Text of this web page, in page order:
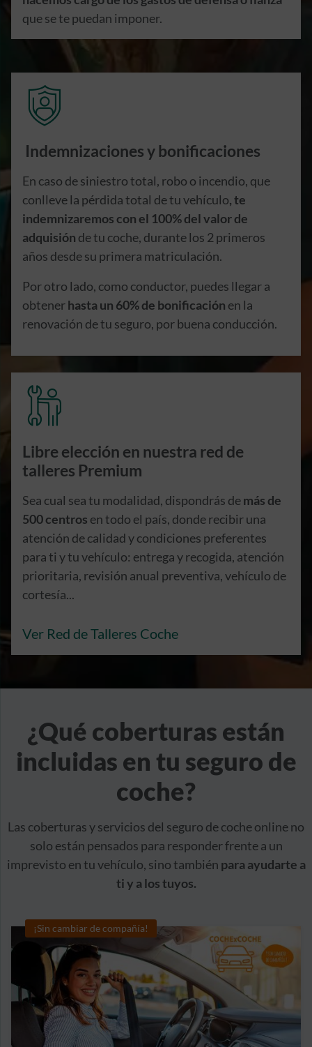
que se te puedan imponer.
Indemnizaciones y bonificaciones
En caso de siniestro total, robo o incendio, que
conlleve la pérdida total de tu vehículo, te
indemnizaremos con el 100% del valor de
adquisión de tu coche, durante los 2 primeros
años desde su primera matriculación.
Por otro lado, como conductor, puedes llegar a
obtenerhasta un 60% de bonificación en la
renovación de tu seguro, por buena conducción.
Libre elección en nuestra red de
talleres Premium
Sea cual sea tu modalidad, dispondrás demás de
500 centros en todo el país, donde recibir una
atención de calidad y condiciones preferentes
para ti y tu vehículo: entrega y recogida, atención
prioritaria, revisión anual preventiva, vehículo de
cortesía...
Ver Red de Talleres Coche
¿Qué coberturas están
incluidas en tu seguro de
coche?
Las coberturas y servicios del seguro de coche online no
solo están pensados para responder frente a un
imprevisto en tu vehículo, sino también para ayudarte a
ti y a los tuyos.
¡Sin cambiar de compañía!